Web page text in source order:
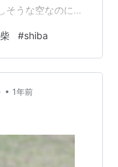
そうな空なのに？
何を？誰を？そ
ゆくまで不動を味
5分。ちょっと進
ャンを濡らしま
が、今日に限っ
#shiba
• 1年前